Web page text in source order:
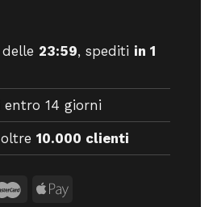
23:59, spediti in 1
entro 14 giorni
10.000 clienti